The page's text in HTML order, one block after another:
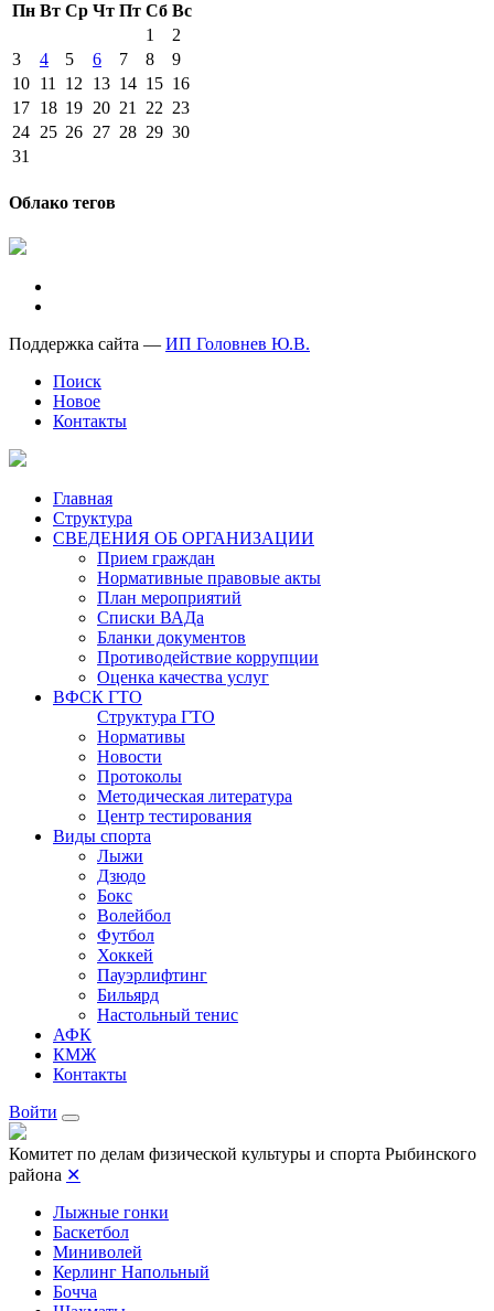
Пн Вт Ср Чт Пт Сб Вс
1
2
3
4 5 6 7 8
9
10 11 12 13 14 15 16
17 18 19 20 21 22 23
24 25 26 27 28 29 30
31
Облако тегов
Поддержка сайта — ИП Головнев Ю.В.
Поиск
Новое
Контакты
Главная
Структура
СВЕДЕНИЯ ОБ ОРГАНИЗАЦИИ
Прием граждан
Нормативные правовые акты
План мероприятий
Списки ВАДа
Бланки документов
Противодействие коррупции
Оценка качества услуг
ВФСК ГТО
Структура ГТО
Нормативы
Новости
Протоколы
Методическая литература
Центр тестирования
Виды спорта
Лыжи
Дзюдо
Бокс
Волейбол
Футбол
Хоккей
Пауэрлифтинг
Бильярд
Настольный тенис
АФК
КМЖ
Контакты
Войти
Комитет по делам физической культуры и спорта Рыбинского
района ✕
Лыжные гонки
Баскетбол
Миниволей
Керлинг Напольный
Бочча